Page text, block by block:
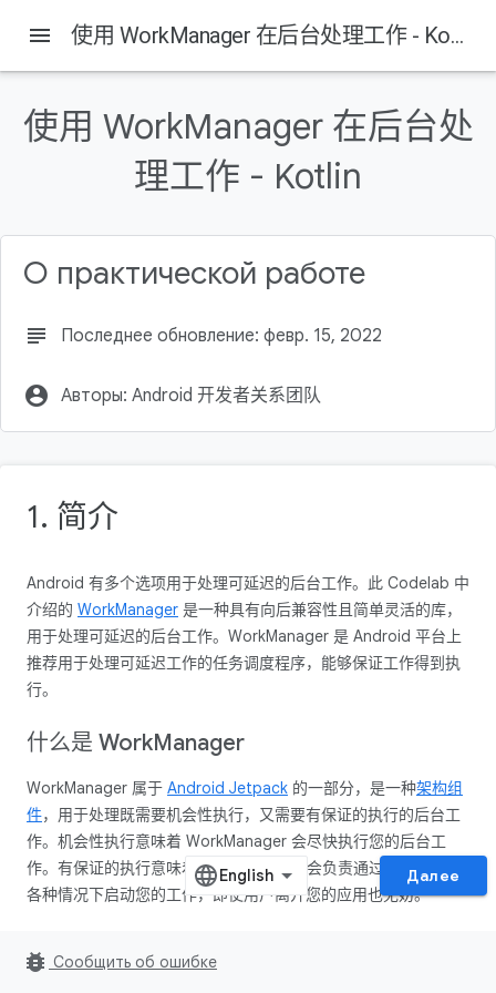
Содержание
什么是 WorkManager
您需要满足的条件
menu 使用 WorkManager 在后台处理工作 - Kotlin
使用 WorkManager 在后台处
理工作 - Kotlin
О практической работе
subject Последнее обновление: февр. 15, 2022
account_circle Авторы: Android 开发者关系团队
1. 简介
Android 有多个选项用于处理可延迟的后台工作。此 Codelab 中
介绍的 WorkManager 是一种具有向后兼容性且简单灵活的库，
用于处理可延迟的后台工作。WorkManager 是 Android 平台上
推荐用于处理可延迟工作的任务调度程序，能够保证工作得到执
行。
什么是 WorkManager
WorkManager 属于 Android Jetpack 的一部分，是一种架构组
件，用于处理既需要机会性执行，又需要有保证的执行的后台工
作。机会性执行意味着 WorkManager 会尽快执行您的后台工
作。有保证的执行意味着 WorkManager 会负责通过逻辑保障在
各种情况下启动您的工作，即使用户离开您的应用也无妨。
中包括：
Далее
bug_report Сообщить об ошибке